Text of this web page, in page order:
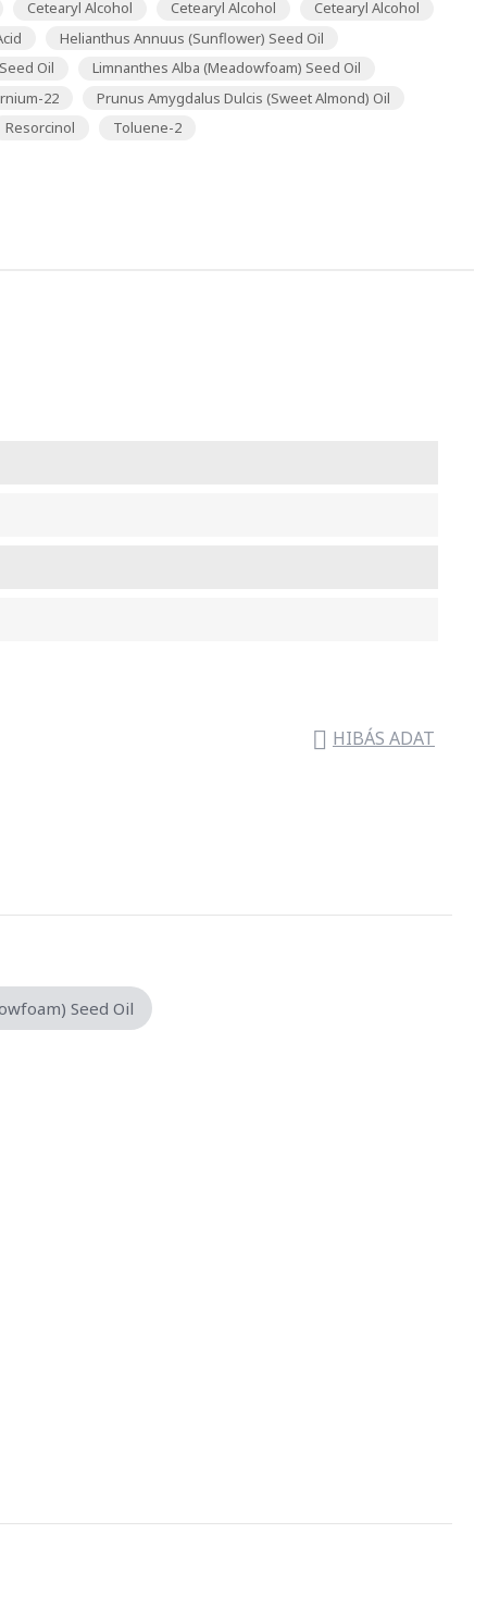
Cetearyl Alcohol Cetearyl Alcohol
Cetearyl Alcohol
Helianthus Annuus (Sunflower) Seed Oil
Oil
Limnanthes Alba (Meadowfoam) Seed Oil
22
Prunus Amygdalus Dulcis (Sweet Almond) Oil
Resorcinol Toluene-2
 HIBÁS ADAT
Seed Oil